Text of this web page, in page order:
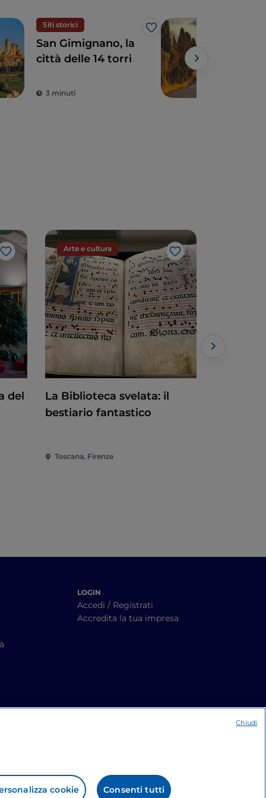
Siti storici
Like
San Gimignano, la
città delle 14 torri
3 minuti
Like
del
Arte e cultura
Like
La Biblioteca svelata: il
bestiario fantastico
Toscana, Firenze
LOGIN
Accedi / Registrati
Accredita la tua impresa
cookie Consenti tutti
Chiudi